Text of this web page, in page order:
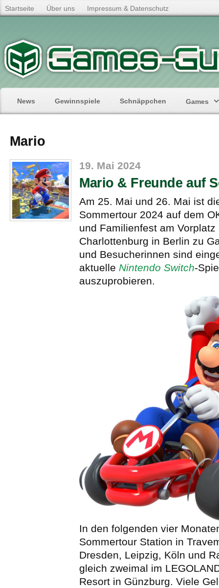
Startseite Über uns Impressum & Datenschutz
News Gewinnspiele Schnäppchen Games
Mario
19. Mai 2024
Mario & Freunde auf
Am 25. Mai und 26. Mai ist
Sommertour 2024 auf dem
und Familienfest am Vorplatz
Charlottenburg in Berlin zu
und Besucherinnen sind
aktuelle Nintendo Switch-
auszuprobieren.
In den folgenden vier
Sommertour Station in
Dresden, Leipzig, Köln und
gleich zweimal im
Resort in Günzburg. Viele